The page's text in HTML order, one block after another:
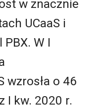
w znacznie
UCaaS i
W I
wzrosła o 46
I kw. 2020 r.